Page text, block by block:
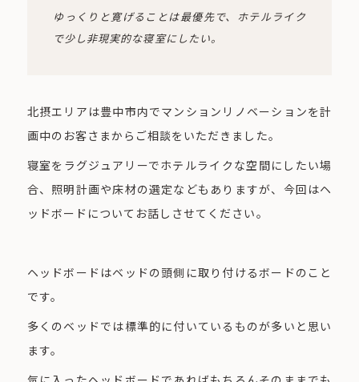
ゆっくりと寛げることは最優先で、ホテルライク
で少し非現実的な寝室にしたい。
北摂エリアは豊中市内でマンションリノベーションを計
画中のお客さまからご相談をいただきました。
寝室をラグジュアリーでホテルライクな空間にしたい場
合、照明計画や床材の選定などもありますが、今回はヘ
ッドボードについてお話しさせてください。
ヘッドボードはベッドの頭側に取り付けるボードのこと
です。
多くのベッドでは標準的に付いているものが多いと思い
ます。